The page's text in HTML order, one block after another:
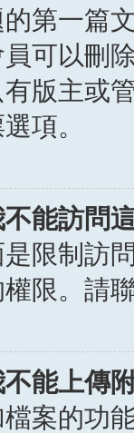
第一篇
可以刪
版主或
項。
能訪問
限制訪
限。請
能上傳
檔案的功